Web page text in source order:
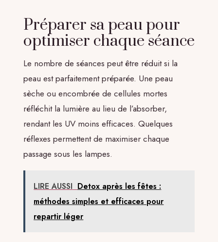
Préparer sa peau pour
optimiser chaque séance
Le nombre de séances peut être réduit si la
peau est parfaitement préparée. Une peau
sèche ou encombrée de cellules mortes
réfléchit la lumière au lieu de l’absorber,
rendant les UV moins efficaces. Quelques
réflexes permettent de maximiser chaque
passage sous les lampes.
LIRE AUSSI Detox après les fêtes :
méthodes simples et efficaces pour
repartir léger